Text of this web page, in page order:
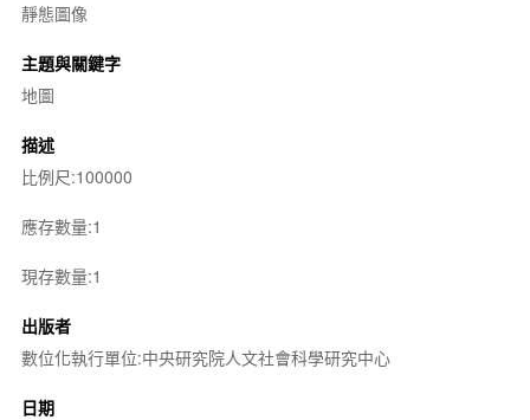
靜態圖像
主題與關鍵字
地圖
描述
比例尺:100000
應存數量:1
現存數量:1
出版者
數位化執行單位:中央研究院人文社會科學研究中心
日期